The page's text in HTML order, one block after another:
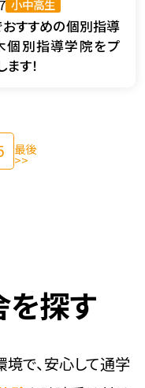
小中高生
おすすめの個別指導
個別指導学院をプ
す！
最後
>>
を探す
で、安心して通学